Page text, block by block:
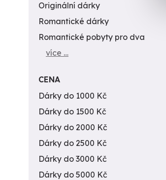
Originální dárky
Romantické dárky
Romantické pobyty pro dva
více …
CENA
Dárky do 1000 Kč
Dárky do 1500 Kč
Dárky do 2000 Kč
Dárky do 2500 Kč
Dárky do 3000 Kč
Dárky do 5000 Kč